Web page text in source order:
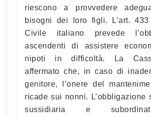
riescono a provvedere
bisogni dei loro figli. L’art.
Civile italiano prevede
ascendenti di assistere
nipoti in difficoltà. La
affermato che, in caso di
genitore, l’onere del
ricade sui nonni. L’obbligazione
sussidiaria e